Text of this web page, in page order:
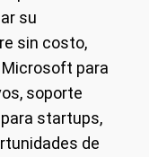
su
sin costo,
para
soporte
startups,
de